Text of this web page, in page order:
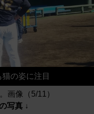
の姿に注目
画像（5/11）
写真 ↓